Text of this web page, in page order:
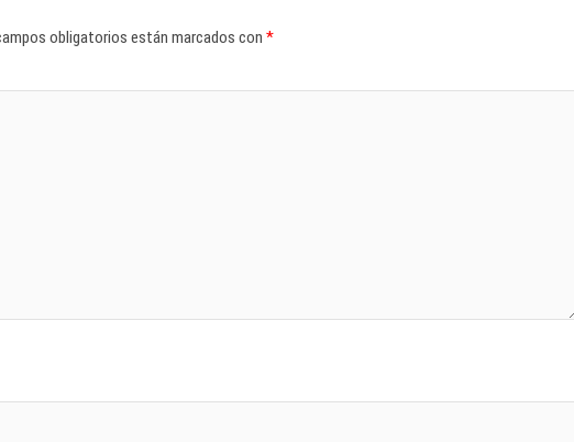
obligatorios están marcados con *